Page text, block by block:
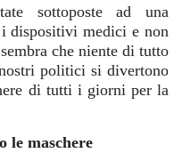
sottoposte ad una
dispositivi medici e non
che niente di tutto
politici si divertono
di tutti i giorni per la
le maschere